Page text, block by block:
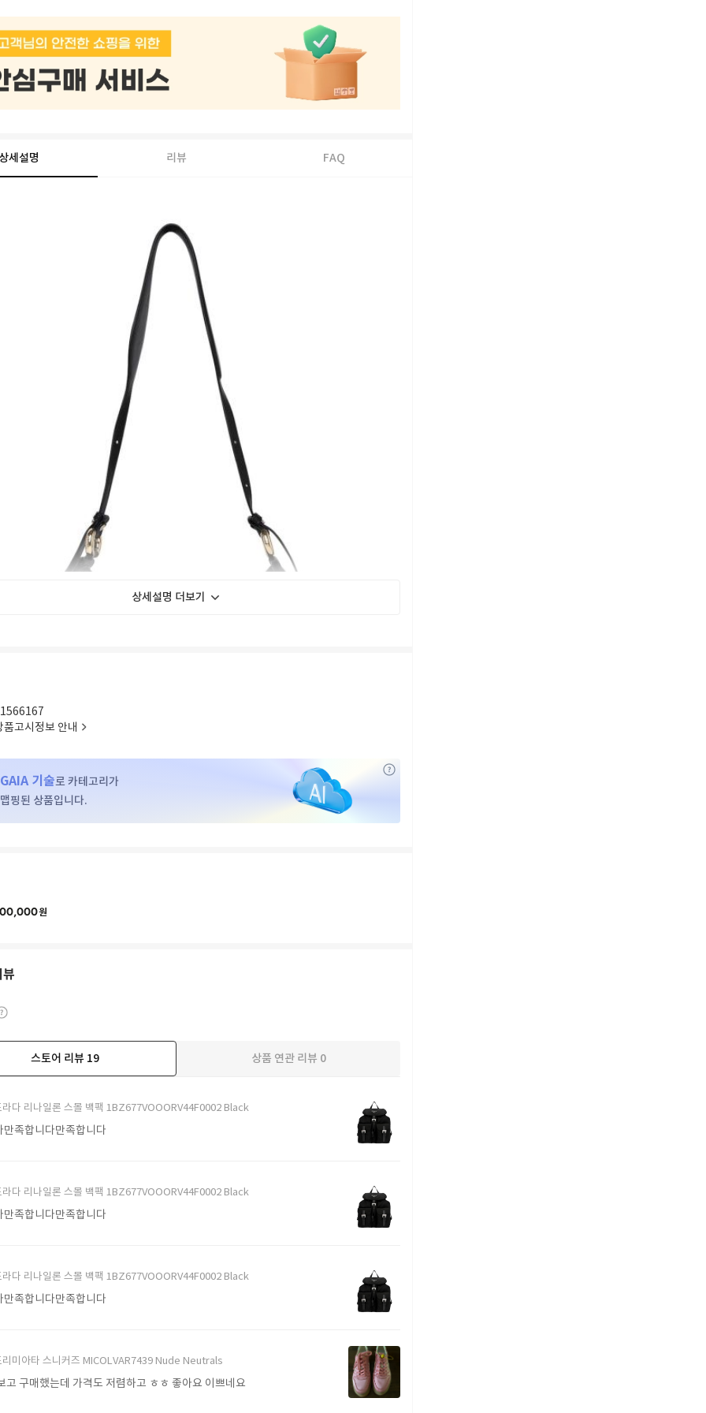
세설명 리뷰 FAQ
상세설명 더보기
품고시정보 안내
GAIA 기술로 카테고리가
맵핑된 상품입니다.
원
스토어 리뷰 19 상품 연관 리뷰 0
라다 리나일론 스몰 백팩 1BZ677VOOORV44F0002 Black
만족합니다만족합니다
라다 리나일론 스몰 백팩 1BZ677VOOORV44F0002 Black
만족합니다만족합니다
라다 리나일론 스몰 백팩 1BZ677VOOORV44F0002 Black
만족합니다만족합니다
리미아타 스니커즈 MICOLVAR7439 Nude Neutrals
고 구매했는데 가격도 저렴하고 ㅎㅎ 좋아요 이쁘네요